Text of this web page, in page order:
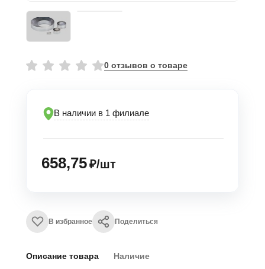
0 отзывов о товаре
В наличии в 1 филиале
658,75₽/шт
В избранное Поделиться
Описание товара Наличие